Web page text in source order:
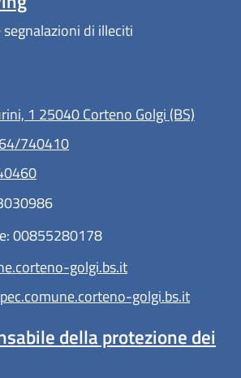
di illeciti
1 25040 Corteno Golgi (BS)
740410
00855280178
golgi.bs.it
golgi.bs.it
della protezione dei